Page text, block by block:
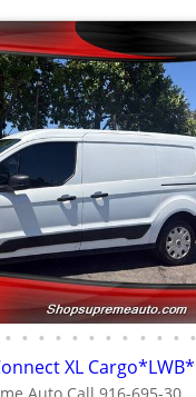
• • • • • • • • • • • •